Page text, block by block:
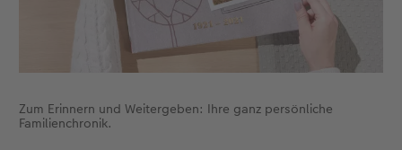
Zum Erinnern und Weitergeben: Ihre ganz persönliche
Familienchronik.